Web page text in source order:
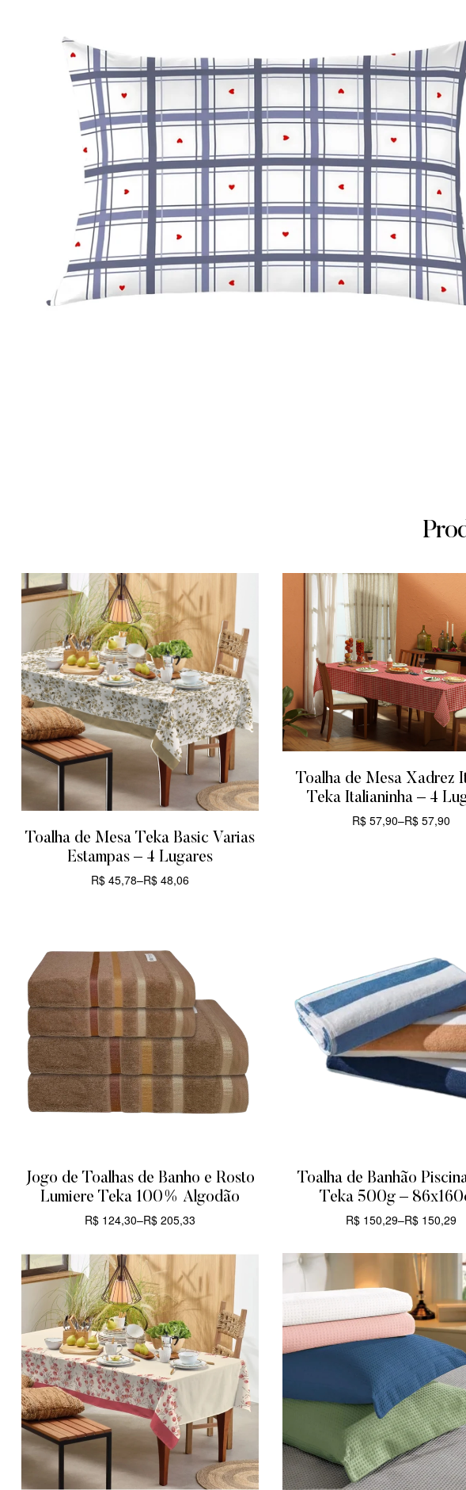
Toalha de Mesa Teka Basic Varias
Estampas – 4 Lugares
R$ 45,78–R$ 48,06
Toalha de Mesa Xadrez
Teka Italianinha – 4
R$ 57,90–R$ 57,90
Jogo de Toalhas de Banho e Rosto
Lumiere Teka 100% Algodão
R$ 124,30–R$ 205,33
Toalha de Banhão
Teka 500g –
R$ 150,29–R$ 150,29